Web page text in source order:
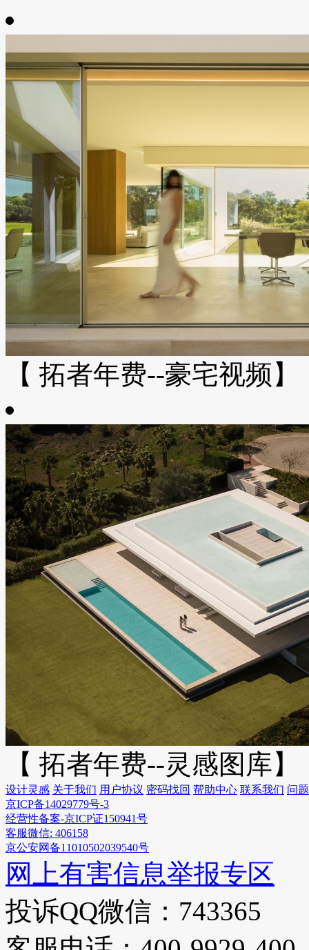
【 拓者年费--豪宅视频】
【 拓者年费--灵感图库】
设计灵感 关于我们 用户协议 密码找回 帮助中心 联系我们 问
京ICP备14029779号-3
经营性备案-京ICP证150941号
客服微信: 406158
京公安网备11010502039540号
网上有害信息举报专区
投诉QQ微信：743365